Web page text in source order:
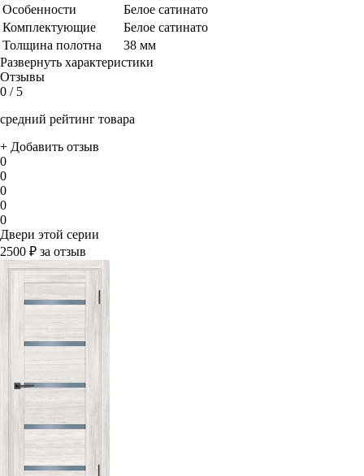
Особенности
Белое сатинато
Комплектующие
Белое сатинато
Толщина полотна
38 мм
Развернуть характеристики
Отзывы
0 / 5
средний рейтинг товара
+ Добавить отзыв
0
0
0
0
0
Двери этой серии
2500 ₽ за отзыв